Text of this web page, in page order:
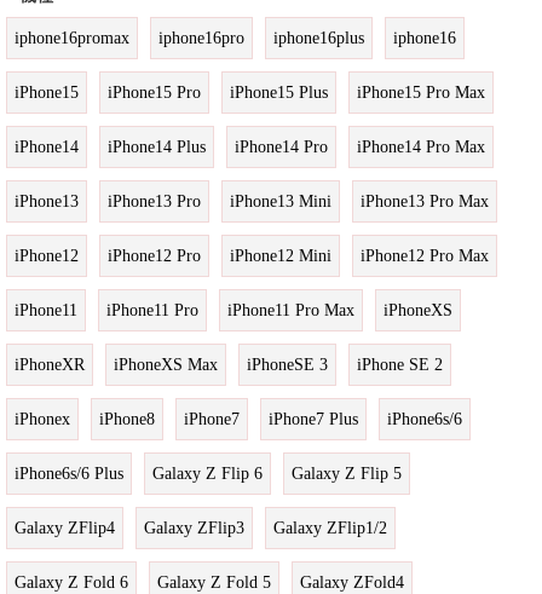
iphone16promax iphone16pro iphone16plus iphone16
iPhone15 iPhone15 Pro iPhone15 Plus iPhone15 Pro Max
iPhone14 iPhone14 Plus iPhone14 Pro iPhone14 Pro Max
iPhone13 iPhone13 Pro iPhone13 Mini iPhone13 Pro Max
iPhone12 iPhone12 Pro iPhone12 Mini iPhone12 Pro Max
iPhone11 iPhone11 Pro iPhone11 Pro Max iPhoneXS
iPhoneXR iPhoneXS Max iPhoneSE 3 iPhone SE 2
iPhonex iPhone8 iPhone7 iPhone7 Plus iPhone6s/6
iPhone6s/6 Plus Galaxy Z Flip 6 Galaxy Z Flip 5
Galaxy ZFlip4 Galaxy ZFlip3 Galaxy ZFlip1/2
Galaxy Z Fold 6 Galaxy Z Fold 5 Galaxy ZFold4